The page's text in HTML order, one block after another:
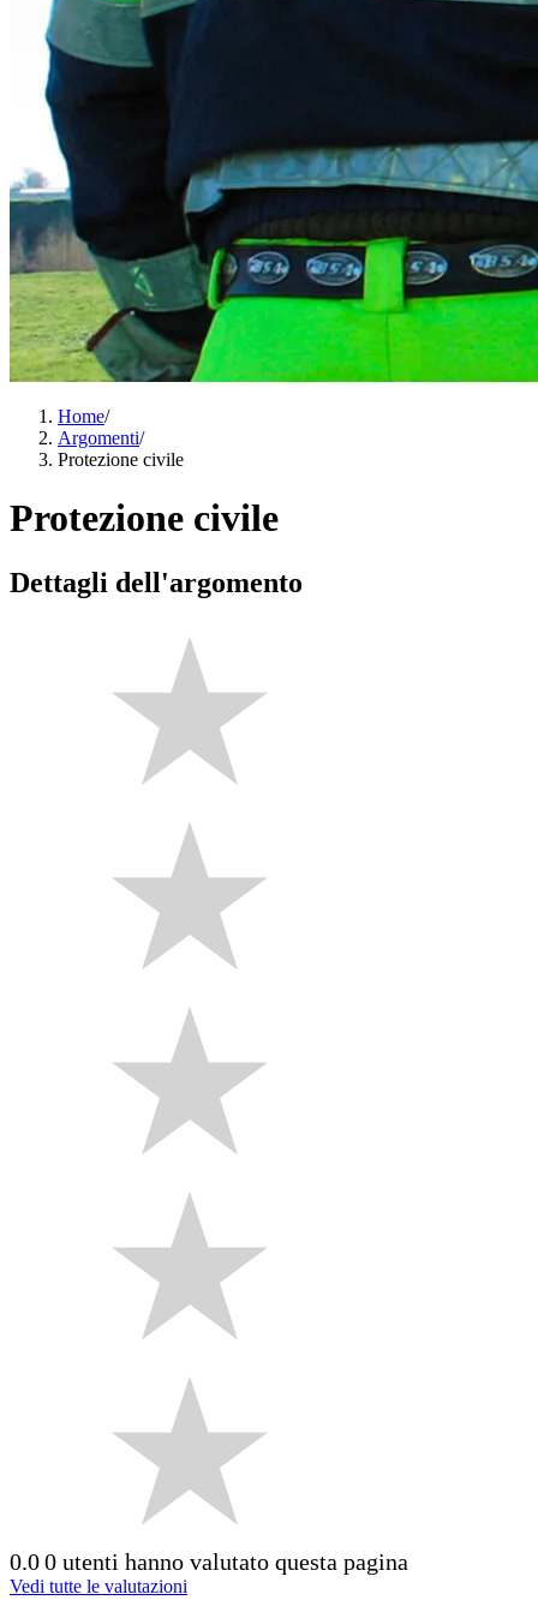
Home/
Argomenti/
Protezione civile
Protezione civile
Dettagli dell'argomento
0.00 utenti hanno valutato questa pagina
Vedi tutte le valutazioni